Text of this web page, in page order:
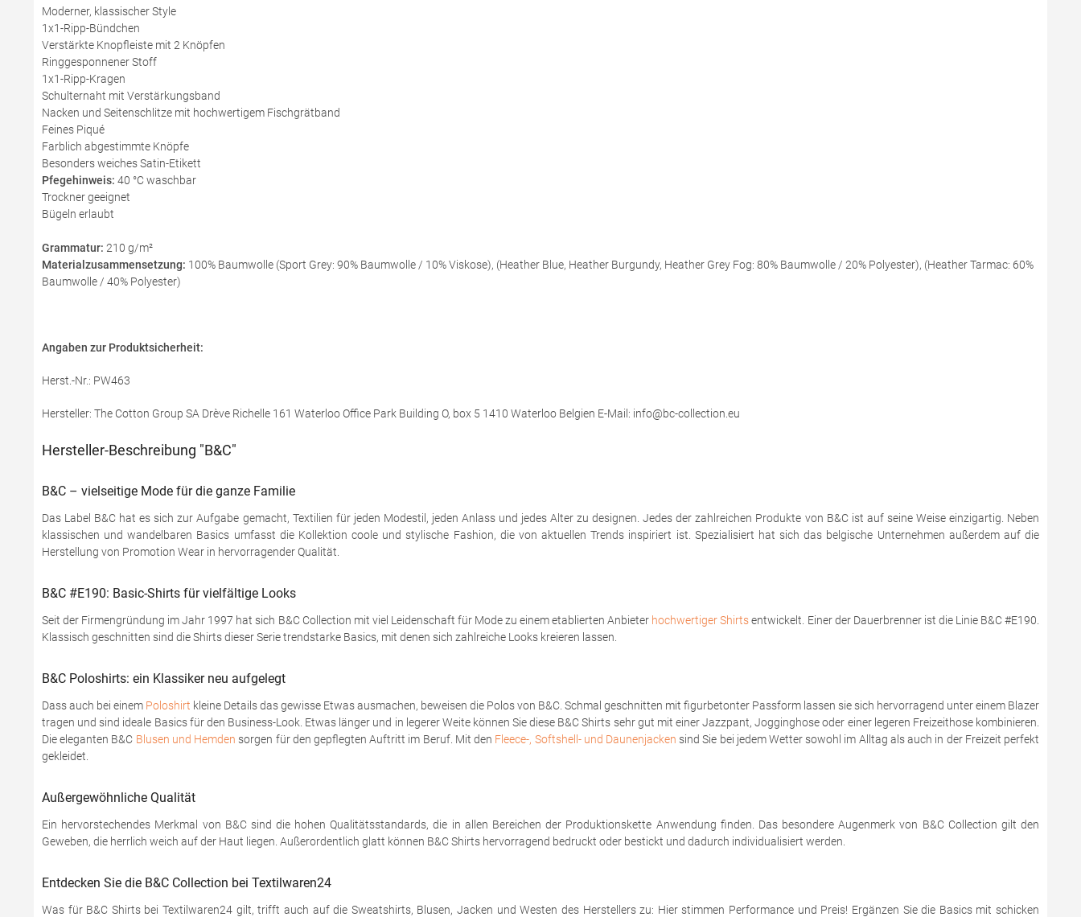
Moderner, klassischer Style
1x1-Ripp-Bündchen
Verstärkte Knopfleiste mit 2 Knöpfen
Ringgesponnener Stoff
1x1-Ripp-Kragen
Schulternaht mit Verstärkungsband
Nacken und Seitenschlitze mit hochwertigem Fischgrätband
Feines Piqué
Farblich abgestimmte Knöpfe
Besonders weiches Satin-Etikett
Pfegehinweis: 40 °C waschbar
Trockner geeignet
Bügeln erlaubt
Grammatur: 210 g/m²
Materialzusammensetzung: 100% Baumwolle (Sport Grey: 90% Baumwolle / 10% Viskose), (Heather Blue, Heather Burgundy, Heather Grey Fog: 80% Baumwolle / 20% Polyester), (Heather Tarmac: 60%
Baumwolle / 40% Polyester)
Angaben zur Produktsicherheit:
Herst.-Nr.: PW463
Hersteller: The Cotton Group SA Drève Richelle 161 Waterloo Office Park Building O, box 5 1410 Waterloo Belgien E-Mail: info@bc-collection.eu
Hersteller-Beschreibung "B&C"
B&C – vielseitige Mode für die ganze Familie
Das Label B&C hat es sich zur Aufgabe gemacht, Textilien für jeden Modestil, jeden Anlass und jedes Alter zu designen. Jedes der zahlreichen Produkte von B&C ist auf seine Weise einzigartig. Neben
klassischen und wandelbaren Basics umfasst die Kollektion coole und stylische Fashion, die von aktuellen Trends inspiriert ist. Spezialisiert hat sich das belgische Unternehmen außerdem auf die
Herstellung von Promotion Wear in hervorragender Qualität.
B&C #E190: Basic-Shirts für vielfältige Looks
Seit der Firmengründung im Jahr 1997 hat sich B&C Collection mit viel Leidenschaft für Mode zu einem etablierten Anbieter hochwertiger Shirtsentwickelt. Einer der Dauerbrenner ist die Linie B&C #E190.
Klassisch geschnitten sind die Shirts dieser Serie trendstarke Basics, mit denen sich zahlreiche Looks kreieren lassen.
B&C Poloshirts: ein Klassiker neu aufgelegt
Dass auch bei einem Poloshirt kleine Details das gewisse Etwas ausmachen, beweisen die Polos von B&C. Schmal geschnitten mit figurbetonter Passform lassen sie sich hervorragend unter einem Blazer
tragen und sind ideale Basics für den Business-Look. Etwas länger und in legerer Weite können Sie diese B&C Shirts sehr gut mit einer Jazzpant, Jogginghose oder einer legeren Freizeithose kombinieren.
Die eleganten B&C Blusen und Hemden sorgen für den gepflegten Auftritt im Beruf. Mit den Fleece-, Softshell- und Daunenjacken sind Sie bei jedem Wetter sowohl im Alltag als auch in der Freizeit perfekt
gekleidet.
Außergewöhnliche Qualität
Ein hervorstechendes Merkmal von B&C sind die hohen Qualitätsstandards, die in allen Bereichen der Produktionskette Anwendung finden. Das besondere Augenmerk von B&C Collection gilt den
Geweben, die herrlich weich auf der Haut liegen. Außerordentlich glatt können B&C Shirts hervorragend bedruckt oder bestickt und dadurch individualisiert werden.
Entdecken Sie die B&C Collection bei Textilwaren24
Was für B&C Shirts bei Textilwaren24 gilt, trifft auch auf die Sweatshirts, Blusen, Jacken und Westen des Herstellers zu: Hier stimmen Performance und Preis! Ergänzen Sie die Basics mit schicken